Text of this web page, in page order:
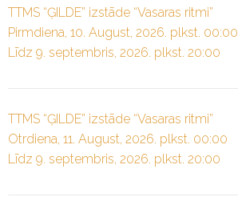
TTMS “ĢILDE” izstāde “Vasaras ritmi”
Pirmdiena, 10. August, 2026. plkst. 00:00
Līdz 9. septembris, 2026. plkst. 20:00
TTMS “ĢILDE” izstāde “Vasaras ritmi”
Otrdiena, 11. August, 2026. plkst. 00:00
Līdz 9. septembris, 2026. plkst. 20:00